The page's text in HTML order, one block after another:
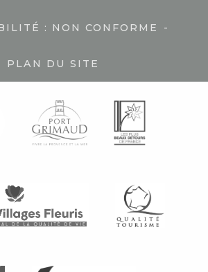
: NON CONFORME -
PLAN DU SITE